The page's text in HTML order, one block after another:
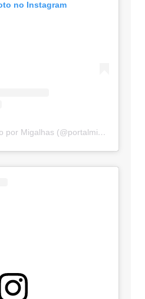
no Instagram
Um post compartilhado por Migalhas (@portalmigalhas)